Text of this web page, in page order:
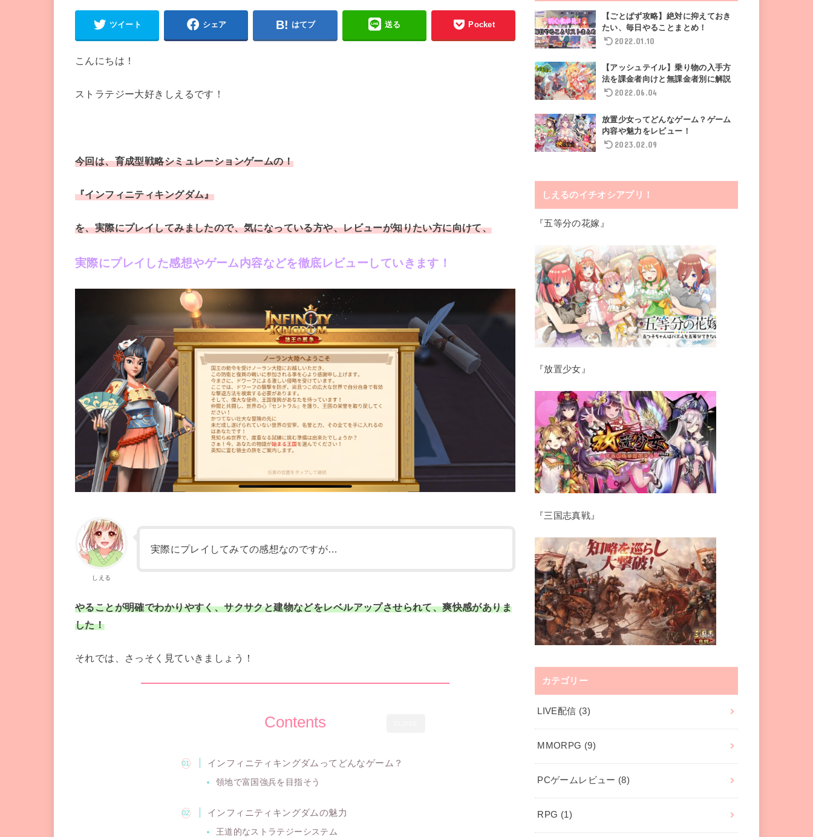
ツイート シェア はてブ 送る Pocket
こんにちは！
ストラテジー大好きしえるです！
今回は、育成型戦略シミュレーションゲームの！
『インフィニティキングダム』
を、実際にプレイしてみましたので、気になっている方や、レビューが知りたい方に向けて、
実際にプレイした感想やゲーム内容などを徹底レビューしていきます！
しえる
実際にプレイしてみての感想なのですが…
やることが明確でわかりやすく、サクサクと建物などをレベルアップさせられて、爽快感がありま
した！
それでは、さっそく見ていきましょう！
Contents
インフィニティキングダムってどんなゲーム？
領地で富国強兵を目指そう
インフィニティキングダムの魅力
王道的なストラテジーシステム
【ごとぱず攻略】絶対に抑えておき
たい、毎日やることまとめ！
2022.01.10
【アッシュテイル】乗り物の入手方
法を課金者向けと無課金者別に解説
2022.06.04
放置少女ってどんなゲーム？ゲーム
内容や魅力をレビュー！
2023.02.09
しえるのイチオシアプリ！
『五等分の花嫁』
『放置少女』
『三国志真戦』
カテゴリー
LIVE配信 (3)
MMORPG (9)
PCゲームレビュー (8)
RPG (1)